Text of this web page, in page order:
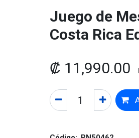
Juego de
Costa Rica
₡ 11,990.00